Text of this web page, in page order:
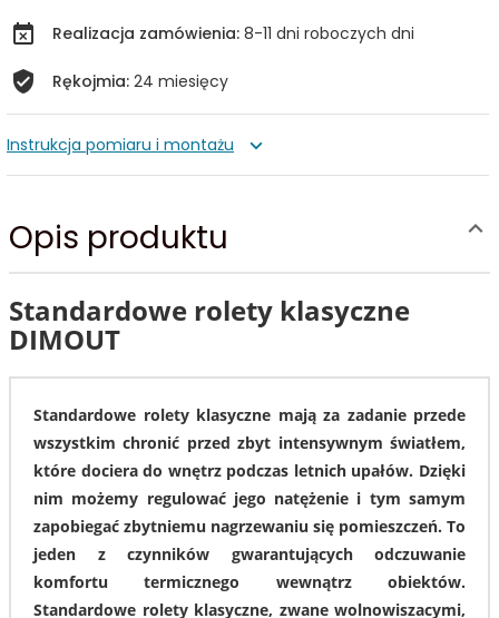
Realizacja zamówienia: 8-11 dni roboczych dni
Rękojmia: 24 miesięcy
Instrukcja pomiaru i montażu
Opis produktu
Standardowe rolety klasyczne
DIMOUT
Standardowe rolety klasyczne mają za zadanie przede
wszystkim chronić przed zbyt intensywnym światłem,
które dociera do wnętrz podczas letnich upałów. Dzięki
nim możemy regulować jego natężenie i tym samym
zapobiegać zbytniemu nagrzewaniu się pomieszczeń. To
jeden z czynników gwarantujących odczuwanie
komfortu termicznego wewnątrz obiektów.
Standardowe rolety klasyczne, zwane wolnowiszacymi,